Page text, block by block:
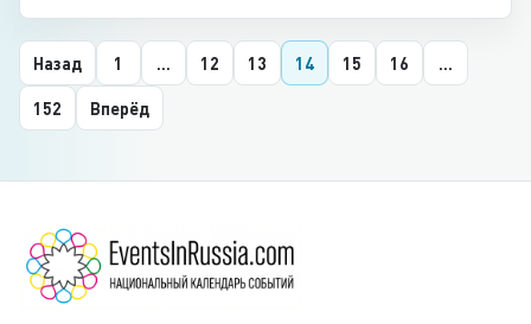
Назад 1 ... 12 13 14 15 16 ...
152 Вперёд